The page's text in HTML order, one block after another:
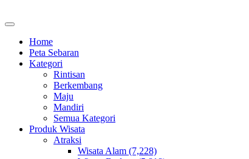
Home
Peta Sebaran
Kategori
Rintisan
Berkembang
Maju
Mandiri
Semua Kategori
Produk Wisata
Atraksi
Wisata Alam (7,228)